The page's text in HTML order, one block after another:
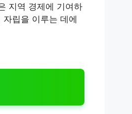
지역 경제에 기여하
립을 이루는 데에